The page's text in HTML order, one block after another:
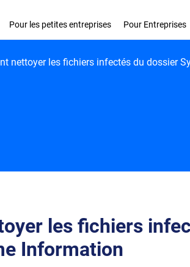
Pour les petites entreprises Pour Entreprises
nettoyer les fichiers infectés du dossier
les fichiers
Information